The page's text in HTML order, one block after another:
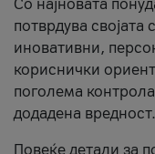
Со најновата
потврдува својата
иновативни,
кориснички
поголема
додадена вредност.
Повеќе детали за